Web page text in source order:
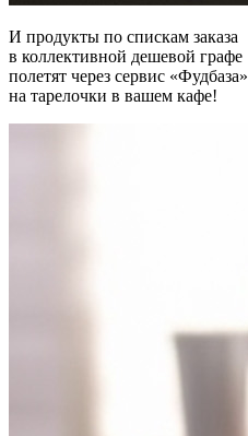
И продукты по спискам заказа
в коллективной дешевой графе
полетят через сервис «Фудбаза»
на тарелочки в вашем кафе!